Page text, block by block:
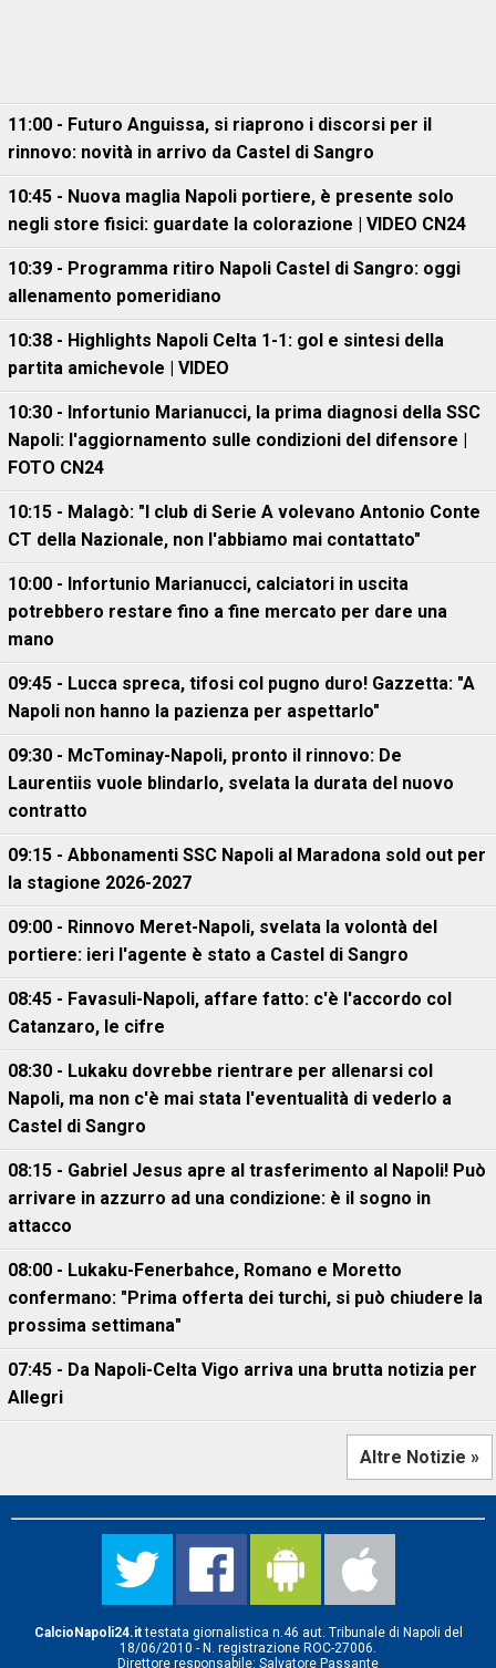
11:00 - Futuro Anguissa, si riaprono i discorsi per il
rinnovo: novità in arrivo da Castel di Sangro
10:45 - Nuova maglia Napoli portiere, è presente solo
negli store fisici: guardate la colorazione | VIDEO CN24
10:39 - Programma ritiro Napoli Castel di Sangro: oggi
allenamento pomeridiano
10:38 - Highlights Napoli Celta 1-1: gol e sintesi della
partita amichevole | VIDEO
10:30 - Infortunio Marianucci, la prima diagnosi della SSC
Napoli: l'aggiornamento sulle condizioni del difensore |
FOTO CN24
10:15 - Malagò: "I club di Serie A volevano Antonio Conte
CT della Nazionale, non l'abbiamo mai contattato"
10:00 - Infortunio Marianucci, calciatori in uscita
potrebbero restare fino a fine mercato per dare una
mano
09:45 - Lucca spreca, tifosi col pugno duro! Gazzetta: "A
Napoli non hanno la pazienza per aspettarlo"
09:30 - McTominay-Napoli, pronto il rinnovo: De
Laurentiis vuole blindarlo, svelata la durata del nuovo
contratto
09:15 - Abbonamenti SSC Napoli al Maradona sold out per
la stagione 2026-2027
09:00 - Rinnovo Meret-Napoli, svelata la volontà del
portiere: ieri l'agente è stato a Castel di Sangro
08:45 - Favasuli-Napoli, affare fatto: c'è l'accordo col
Catanzaro, le cifre
08:30 - Lukaku dovrebbe rientrare per allenarsi col
Napoli, ma non c'è mai stata l'eventualità di vederlo a
Castel di Sangro
08:15 - Gabriel Jesus apre al trasferimento al Napoli! Può
arrivare in azzurro ad una condizione: è il sogno in
attacco
08:00 - Lukaku-Fenerbahce, Romano e Moretto
confermano: "Prima offerta dei turchi, si può chiudere la
prossima settimana"
07:45 - Da Napoli-Celta Vigo arriva una brutta notizia per
Allegri
Altre Notizie »
CalcioNapoli24.ittestata giornalistica n.46 aut. Tribunale di Napoli del
18/06/2010 - N. registrazione ROC-27006.
Direttore responsabile: Salvatore Passante